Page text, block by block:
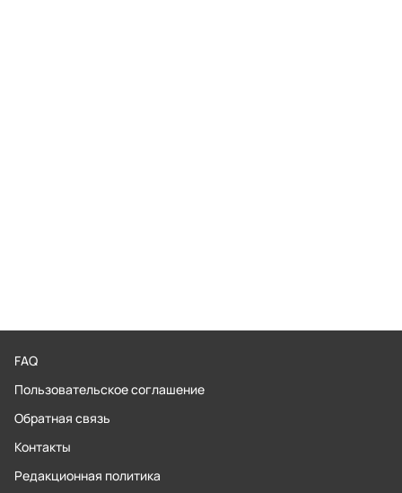
FAQ
Пользовательское соглашение
Обратная связь
Контакты
Редакционная политика